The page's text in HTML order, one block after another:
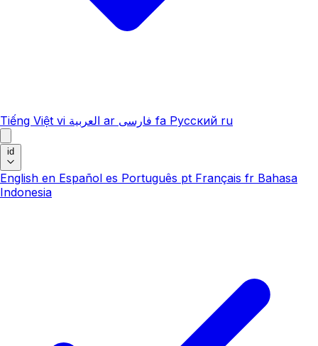
Tiếng Việt vi العربية ar فارسی fa Русский ru
id
English en Español es Português pt Français fr Bahasa
Indonesia